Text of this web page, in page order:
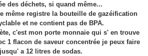
des déchets, si quand même...
même registre la bouteille de gazéification
et ne contient pas de BPA.
c'est mon porte monnaie qui s' en trouve
1 flacon de saveur concentrée je peux faire
jusqu' a 12 litres de sodas.